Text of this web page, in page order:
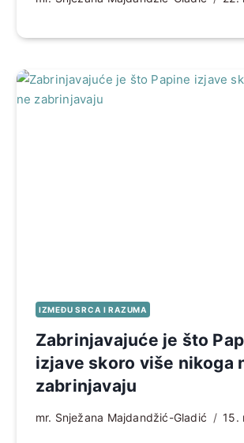
IZMEĐU SRCA I RAZUMA
Zabrinjavajuće je što
izjave skoro više nikoga
zabrinjavaju
mr. Snježana Majdandžić-Gladić 15.